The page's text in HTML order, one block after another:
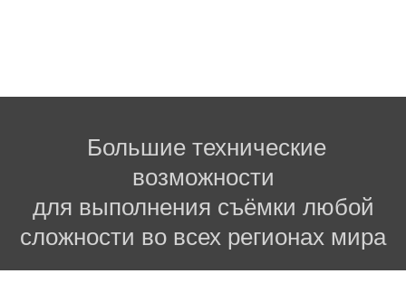
Большие технические
возможности
для выполнения съёмки любой
сложности во всех регионах мира